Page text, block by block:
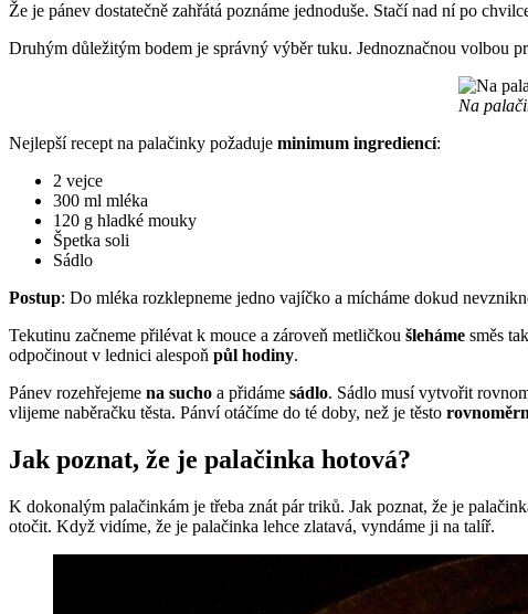
Že je pánev dostatečně zahřátá poznáme jednoduše. Stačí nad ní po
Druhým důležitým bodem je správný výběr tuku. Jednoznačnou volbou
Na
Nejlepší recept na palačinky požaduje minimum ingrediencí:
2 vejce
300 ml mléka
120 g hladké mouky
Špetka soli
Sádlo
Postup: Do mléka rozklepneme jedno vajíčko a mícháme dokud
Tekutinu začneme přilévat k mouce a zároveň metličkou šleháme směs
odpočinout v lednici alespoň půl hodiny.
Pánev rozehřejeme na sucho a přidáme sádlo. Sádlo musí vytvořit
vlijeme naběračku těsta. Pánví otáčíme do té doby, než je těsto
Jak poznat, že je palačinka hotová?
K dokonalým palačinkám je třeba znát pár triků. Jak poznat, že je
otočit. Když vidíme, že je palačinka lehce zlatavá, vyndáme ji na talíř.